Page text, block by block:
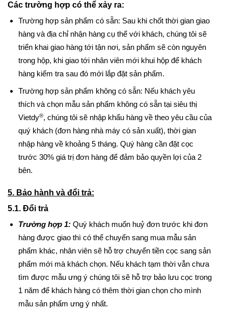
Các trường hợp có thể xảy ra:
Trường hợp sản phẩm có sẵn: Sau khi chốt thời gian giao
hàng và địa chỉ nhận hàng cụ thể với khách, chúng tôi sẽ
triển khai giao hàng tới tận nơi, sản phẩm sẽ còn nguyên
trong hộp, khi giao tới nhân viên mới khui hộp để khách
hàng kiểm tra sau đó mới lắp đặt sản phẩm.
Trường hợp sản phẩm không có sẵn: Nếu khách yêu
thích và chọn mẫu sản phẩm không có sẵn tại siêu thị
Vietdy®, chúng tôi sẽ nhập khẩu hàng về theo yêu cầu của
quý khách (đơn hàng nhà máy có sản xuất), thời gian
nhập hàng về khoảng 5 tháng. Quý hàng cần đặt cọc
trước 30% giá trị đơn hàng để đảm bảo quyền lợi của 2
bên.
5. Bảo hành và đổi trả:
5.1. Đổi trả
Trường hợp 1: Quý khách muốn huỷ đơn trước khi đơn
hàng được giao thì có thể chuyển sang mua mẫu sản
phẩm khác, nhân viên sẽ hỗ trợ chuyển tiền cọc sang sản
phẩm mới mà khách chọn. Nếu khách tạm thời vẫn chưa
tìm được mẫu ưng ý chúng tôi sẽ hỗ trợ bảo lưu cọc trong
1 năm để khách hàng có thêm thời gian chọn cho mình
mẫu sản phẩm ưng ý nhất.